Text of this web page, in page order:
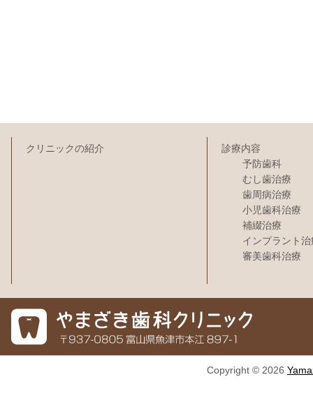
クリニックの紹介
診療内容
予防歯科
むし歯治療
歯周病治療
小児歯科治療
補綴治療
インプラント治
審美歯科治療
Copyright © 2026